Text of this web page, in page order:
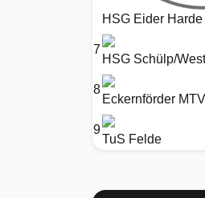
HSG Eider Harde
7
HSG Schülp/
8
Eckernförder MTV
9
TuS Felde